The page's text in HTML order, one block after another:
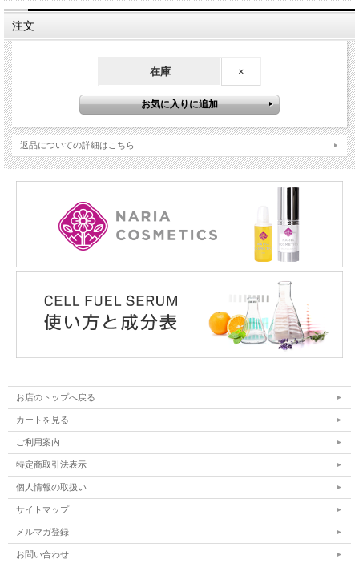
注文
在庫 ×
返品についての詳細はこちら
お店のトップへ戻る
カートを見る
ご利用案内
特定商取引法表示
個人情報の取扱い
サイトマップ
メルマガ登録
お問い合わせ